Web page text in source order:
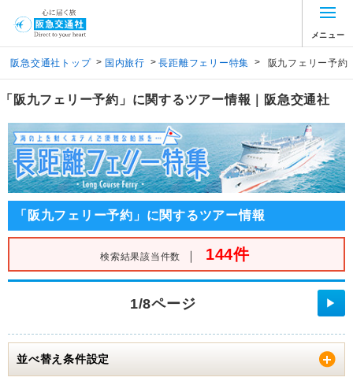
メニュー
阪急交通社トップ > 国内旅行 > 長距離フェリー特集 > 阪九フェリー予約
「阪九フェリー予約」に関するツアー情報｜阪急交通社
「阪九フェリー予約」に関するツアー情報
検索結果該当件数 ｜ 144件
1/8ページ ▶
並べ替え条件設定